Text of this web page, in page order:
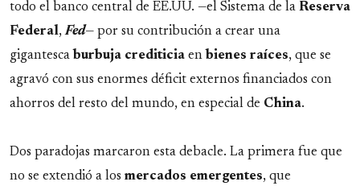
todo el banco central de EE.UU. —el Sistema de la Reserva
Federal,Fed— por su contribución a crear una
gigantesca burbuja crediticia en bienes raíces, que se
agravó con sus enormes déficit externos financiados con
ahorros del resto del mundo, en especial de China.
Dos paradojas marcaron esta debacle. La primera fue que
no se extendió a los mercados emergentes, que